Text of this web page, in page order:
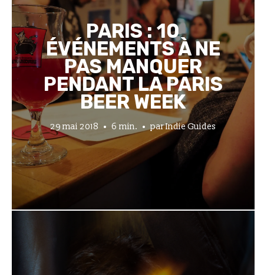
PARIS : 10
ÉVÉNEMENTS À NE
PAS MANQUER
PENDANT LA PARIS
BEER WEEK
29 mai 2018 6 min. parIndie Guides